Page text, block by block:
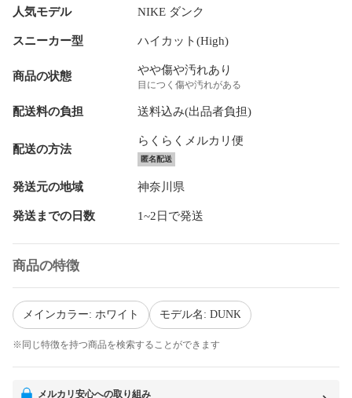
人気モデル NIKE ダンク
スニーカー型 ハイカット(High)
商品の状態 やや傷や汚れあり
目につく傷や汚れがある
配送料の負担 送料込み(出品者負担)
配送の方法
らくらくメルカリ便
匿名配送
発送元の地域 神奈川県
発送までの日数 1~2日で発送
商品の特徴
メインカラー: ホワイト モデル名: DUNK
※同じ特徴を持つ商品を検索することができます
メルカリ安心への取り組み